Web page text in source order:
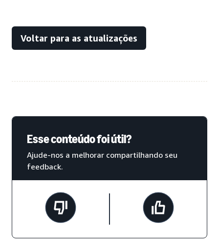
Voltar para as atualizações
Esse conteúdo foi útil?
Ajude-nos a melhorar compartilhando seu
feedback.